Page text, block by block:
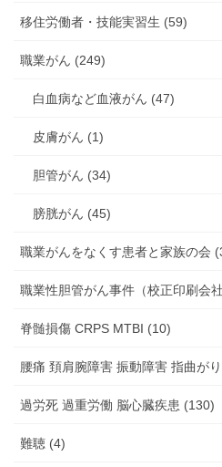
移住労働者・技能実習生 (59)
職業がん (249)
白血病など血液がん (47)
皮膚がん (1)
胆管がん (34)
膀胱がん (45)
職業がんをなくす患者と家族の会
職業性胆管がん事件（校正印刷会
脊髄損傷 CRPS MTBI (10)
腰痛 頚肩腕障害 振動障害 指曲が
過労死 過重労働 脳心臓疾患 (130)
難聴 (4)